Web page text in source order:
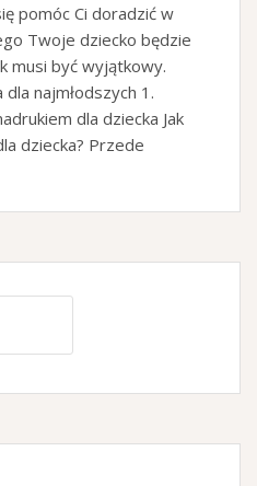
pomóc Ci doradzić w
Twoje dziecko będzie
musi być wyjątkowy.
najmłodszych 1.
dla dziecka Jak
dziecka? Przede